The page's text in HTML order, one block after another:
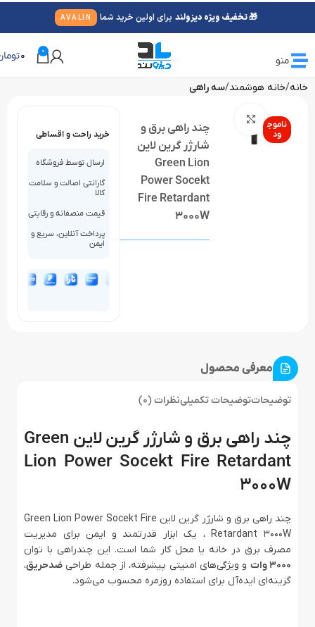
منو
0
0
خانه خانه هوشمند سه راهی
ناموج
ود
چند راهی برق و
شارژر گرین لاین
Green Lion
Power Socekt
Fire Retardant
3000W
خرید راحت و اقساطی
ارسال توسط فروشگاه
گارانتی اصالت و سلامت
کالا
قیمت منصفانه و رقابتی
پرداخت آنلاین، سریع و
ایمن
معرفی محصول
توضیحاتتوضیحات تکمیلینظرات (0)
چند راهی برق و شارژر گرین لاین Green
Lion Power Socekt Fire Retardant
3000W
چند راهی برق و شارژر گرین لاین Green Lion Power Socekt Fire
Retardant 3000W ، یک ابزار قدرتمند و ایمن برای مدیریت
مصرف برق در خانه یا محل کار شما است. این چندراهی با توان
3000 وات
و ویژگی‌های امنیتی پیشرفته، از جمله طراحی ضدحریق،
گزینه‌ای ایده‌آل برای استفاده روزمره محسوب می‌شود.
🎁 تخفیف ویژه دیزولند برای اولین خرید شما AVALIN